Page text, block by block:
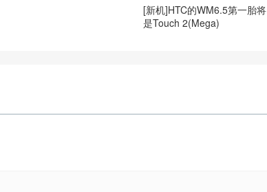
[新机]HTC的WM6.5第一胎将
是Touch 2(Mega)